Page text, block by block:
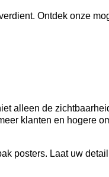
Ontdek onze
alleen de
klanten en hogere
posters. Laat uw